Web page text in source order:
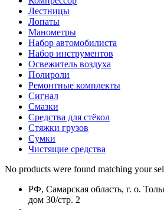
Лестницы
Лопаты
Манометры
Набор автомобилиста
Набор инструментов
Освежитель воздуха
Полироли
Ремонтные комплекты
Сигнал
Смазки
Средства для стёкол
Стяжки грузов
Сумки
Чистящие средства
No products were found matching your
РФ, Самарская область, г. о.
дом 30/стр. 2